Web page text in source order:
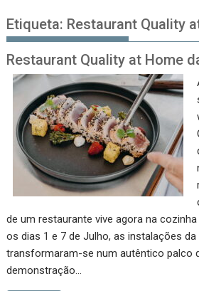
Etiqueta: Restaurant Quality
Restaurant Quality at Home
de um restaurante vive agora na
os dias 1 e 7 de Julho, as instalações
transformaram-se num autêntico palco
demonstração…